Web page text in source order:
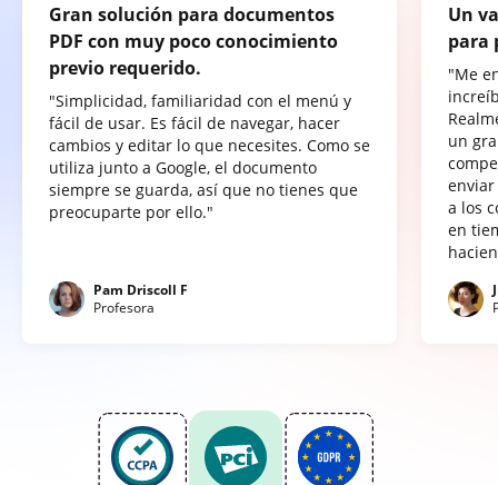
Gran solución para documentos
PDF con muy poco conocimiento
previo requerido.
"Simplicidad, familiaridad con el menú y
fácil de usar. Es fácil de navegar, hacer
cambios y editar lo que necesites. Como se
utiliza junto a Google, el documento
siempre se guarda, así que no tienes que
preocuparte por ello."
Pam Driscoll F
Profesora
Un
para
"Me
un
a los
en